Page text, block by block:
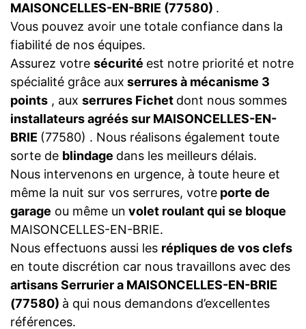
MAISONCELLES-EN-BRIE (77580) .
Vous pouvez avoir une totale confiance dans la
fiabilité de nos équipes.
Assurez votre sécurité est notre priorité et notre
spécialité grâce aux serrures à mécanisme 3
points , aux serrures Fichet dont nous sommes
installateurs agréés sur MAISONCELLES-EN-
BRIE (77580) . Nous réalisons également toute
sorte de blindage dans les meilleurs délais.
Nous intervenons en urgence, à toute heure et
même la nuit sur vos serrures, votre porte de
garage ou même un volet roulant qui se bloque
MAISONCELLES-EN-BRIE.
Nous effectuons aussi les répliques de vos clefs
en toute discrétion car nous travaillons avec des
artisans Serrurier a MAISONCELLES-EN-BRIE
(77580) à qui nous demandons d’excellentes
références.